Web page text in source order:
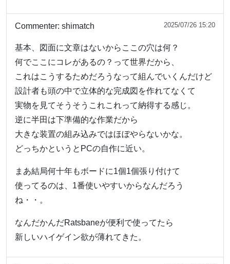
Commenter: shimatch 2025/07/26 15:20
基本、図面に文章はないからここの穴は何？
何でここにコレがあるの？って世界だから、
これはこうするためだろうなって組んでいくんだけど
設計者も頭の中で立体的な完成図を作れてなくて
実物を見てそうそうこれこれって納得する感じ。
逆に半田は下準備的な作業だから
大きな装置の組み込みではほぼやらないかな。
どっちかというとPCの自作に近い。
まあ結局何十年もボードに1個1個張り付けて
使ってるのは、1番使いやすいからなんだろう
ね・・。
なんだかんだRatsbaneが便利で使ってたら
新しいハイゲイン欲が薄れてきた。